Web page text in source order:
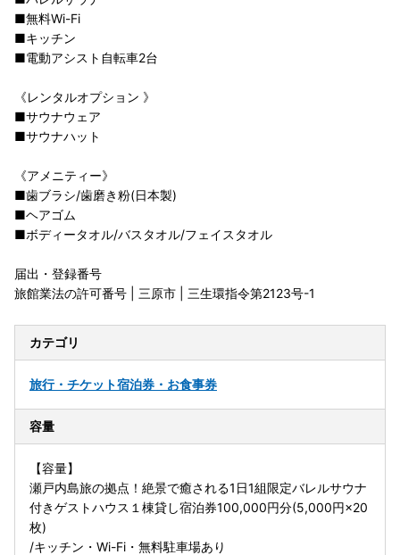
■無料Wi-Fi
■キッチン
■電動アシスト自転車2台
《レンタルオプション 》
■サウナウェア
■サウナハット
《アメニティー》
■歯ブラシ/歯磨き粉(日本製)
■ヘアゴム
■ボディータオル/バスタオル/フェイスタオル
届出・登録番号
旅館業法の許可番号 | 三原市 | 三生環指令第2123号-1
カテゴリ
旅行・チケット宿泊券・お食事券
容量
【容量】
瀬戸内島旅の拠点！絶景で癒される1日1組限定バレルサウナ
付きゲストハウス１棟貸し宿泊券100,000円分(5,000円×20
枚)
/キッチン・Wi-Fi・無料駐車場あり